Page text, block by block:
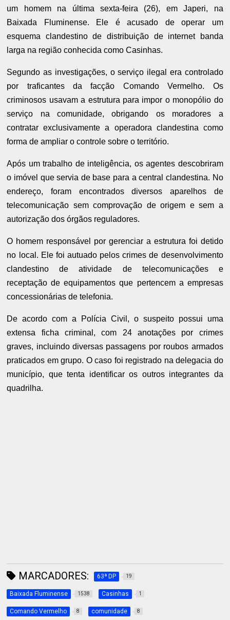
um homem na última sexta-feira (26), em Japeri, na
Baixada Fluminense. Ele é acusado de operar um
esquema clandestino de distribuição de internet banda
larga na região conhecida como Casinhas.
Segundo as investigações, o serviço ilegal era controlado
por traficantes da facção Comando Vermelho. Os
criminosos usavam a estrutura para impor o monopólio do
serviço na comunidade, obrigando os moradores a
contratar exclusivamente a operadora clandestina como
forma de ampliar o controle sobre o território.
Após um trabalho de inteligência, os agentes descobriram
o imóvel que servia de base para a central clandestina. No
endereço, foram encontrados diversos aparelhos de
telecomunicação sem comprovação de origem e sem a
autorização dos órgãos reguladores.
O homem responsável por gerenciar a estrutura foi detido
no local. Ele foi autuado pelos crimes de desenvolvimento
clandestino de atividade de telecomunicações e
receptação de equipamentos que pertencem a empresas
concessionárias de telefonia.
De acordo com a Polícia Civil, o suspeito possui uma
extensa ficha criminal, com 24 anotações por crimes
graves, incluindo diversas passagens por roubos armados
praticados em grupo. O caso foi registrado na delegacia do
município, que tenta identificar os outros integrantes da
quadrilha.
MARCADORES: 63ª DP 19
Baixada Fluminense 1538 Casinhas 1
Comando Vermelho 8 comunidade 8